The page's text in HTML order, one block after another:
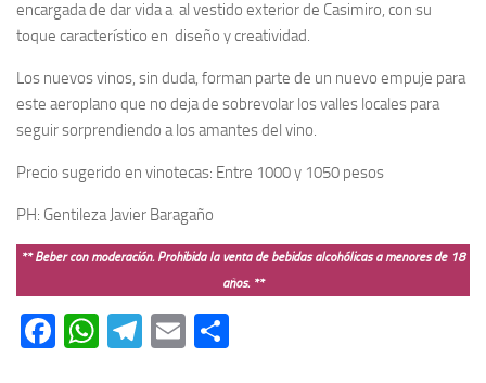
encargada de dar vida a al vestido exterior de Casimiro, con su
toque característico en diseño y creatividad.
Los nuevos vinos, sin duda, forman parte de un nuevo empuje para
este aeroplano que no deja de sobrevolar los valles locales para
seguir sorprendiendo a los amantes del vino.
Precio sugerido en vinotecas: Entre 1000 y 1050 pesos
PH: Gentileza Javier Baragaño
** Beber con moderación. Prohibida la venta de bebidas alcohólicas a menores de 18
años. **
Facebook
WhatsApp
Telegram
Email